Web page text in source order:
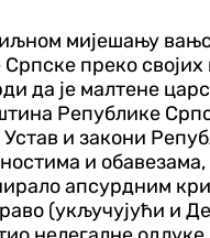
мијешању
преко својих
да је малтене
Републике
и закони
и обавезама,
апсурдним
(укључујући и